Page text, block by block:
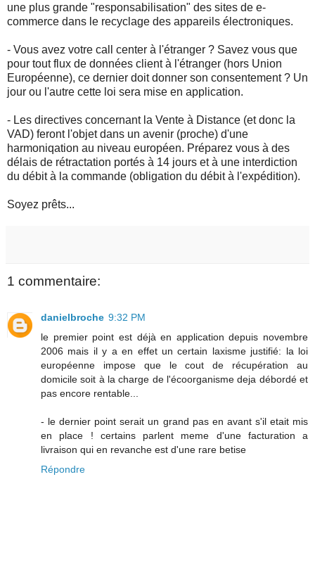
une plus grande "responsabilisation" des sites de e-
commerce dans le recyclage des appareils électroniques.
- Vous avez votre call center à l'étranger ? Savez vous que
pour tout flux de données client à l'étranger (hors Union
Européenne), ce dernier doit donner son consentement ? Un
jour ou l'autre cette loi sera mise en application.
- Les directives concernant la Vente à Distance (et donc la
VAD) feront l'objet dans un avenir (proche) d'une
harmoniqation au niveau européen. Préparez vous à des
délais de rétractation portés à 14 jours et à une interdiction
du débit à la commande (obligation du débit à l'expédition).
Soyez prêts...
1 commentaire:
danielbroche 9:32 PM
le premier point est déjà en application depuis novembre
2006 mais il y a en effet un certain laxisme justifié: la loi
européenne impose que le cout de récupération au
domicile soit à la charge de l'écoorganisme deja débordé et
pas encore rentable...
- le dernier point serait un grand pas en avant s'il etait mis
en place ! certains parlent meme d'une facturation a
livraison qui en revanche est d'une rare betise
Répondre